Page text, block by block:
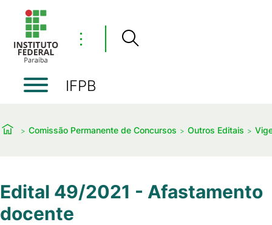
⋮
IFPB
Comissão Permanente de Concursos Outros Editais
Edital 49/2021 - Afastamento
docente